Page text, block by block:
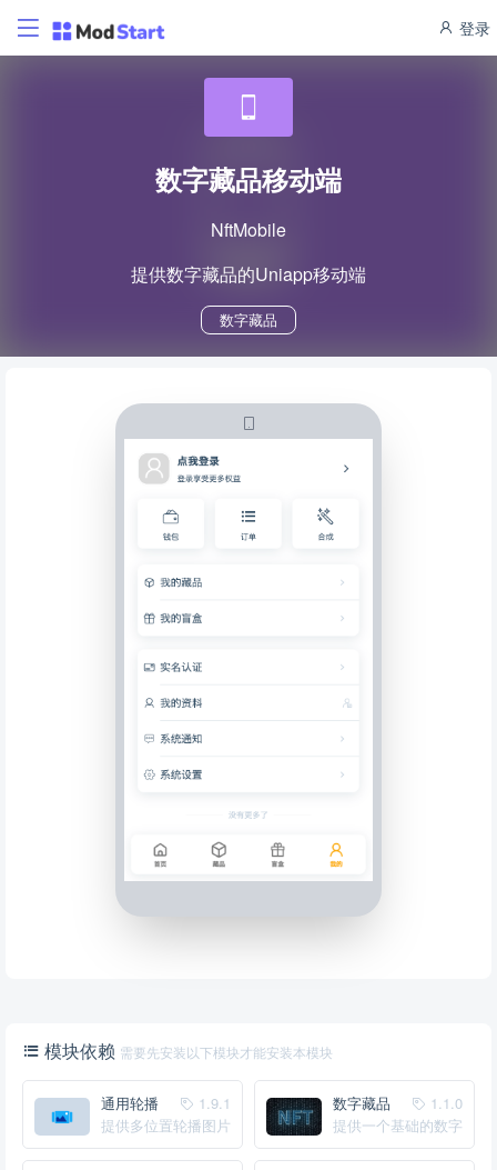
登录
数字藏品移动端
NftMobile
提供数字藏品的Uniapp移动端
数字藏品
模块依赖 需要先安装以下模块才能安装本模块
1.9.1
通用轮播
提供多位置轮播图片
基础管理功能
1.1.0
数字藏品
提供一个基础的数字
藏品系统